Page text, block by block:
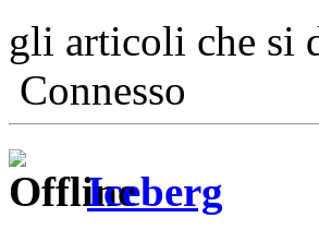
gli articoli che si
Connesso
Iceberg